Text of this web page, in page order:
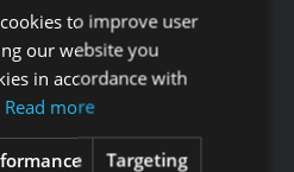
Aktīvā darba vide
to improve user
our website you
in accordance with
Read more
Targeting